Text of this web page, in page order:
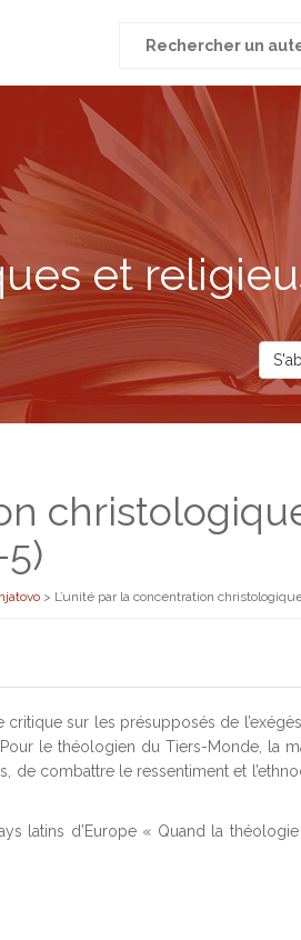
pour
et
> L’unité par la concentration
sur les présupposés de
le théologien du Tiers-Monde, la
de combattre le ressentiment et
latins d’Europe « Quand la